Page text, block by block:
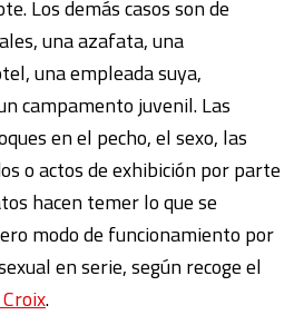
Los demás casos son de
una azafata, una
una empleada suya,
campamento juvenil.Las
en el pecho, el sexo, las
o actos de exhibición por parte
hacen temer lo que se
modo de funcionamiento por
en serie, según recoge el
.